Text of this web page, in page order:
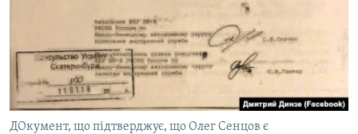
ДОкумент, що підтверджує, що Олег Сенцов є